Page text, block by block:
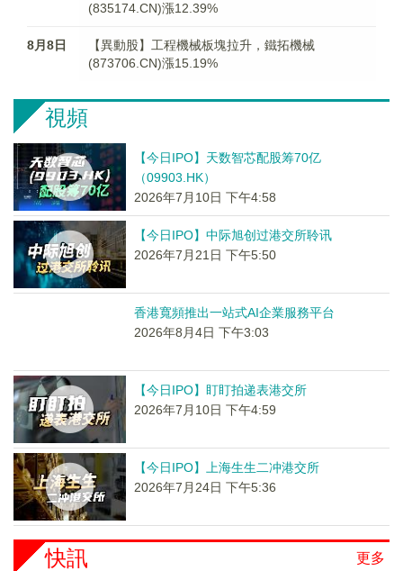
(835174.CN)漲12.39%
8月8日
【異動股】工程機械板塊拉升，鐵拓機械
(873706.CN)漲15.19%
視頻
【今日IPO】天数智芯配股筹70亿
（09903.HK）
2026年7月10日 下午4:58
【今日IPO】中际旭创过港交所聆讯
2026年7月21日 下午5:50
香港寬頻推出一站式AI企業服務平台
2026年8月4日 下午3:03
【今日IPO】盯盯拍递表港交所
2026年7月10日 下午4:59
【今日IPO】上海生生二冲港交所
2026年7月24日 下午5:36
更多
快訊